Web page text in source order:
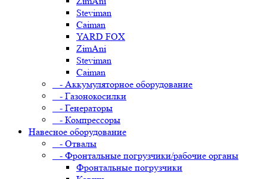
Steviman
Caiman
YARD FOX
ZimAni
Steviman
Caiman
- Аккумуляторное оборудование
- Газонокосилки
- Генераторы
- Компрессоры
Навесное оборудование
- Отвалы
- Фронтальные погрузчики/рабочие органы
Фронтальные погрузчики